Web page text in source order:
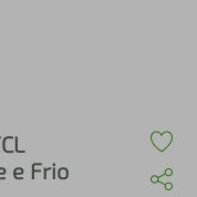
e Frio